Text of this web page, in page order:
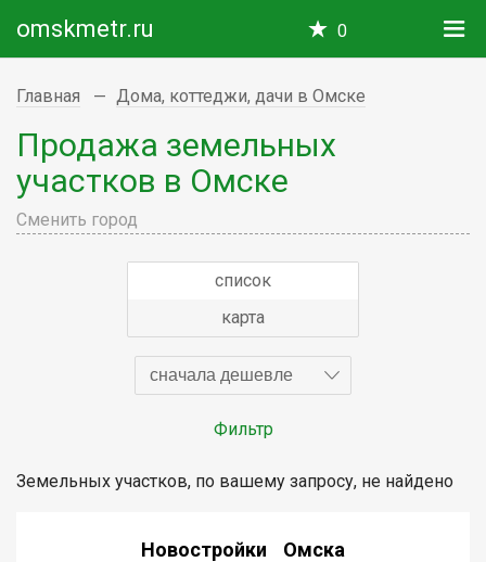
omskmetr.ru 0
Главная Дома, коттеджи, дачи в Омске
Продажа земельных
участков в Омске
Сменить город
список
карта
сначала дешевле
Фильтр
Земельных участков, по вашему запросу, не найдено
Новостройки Омска